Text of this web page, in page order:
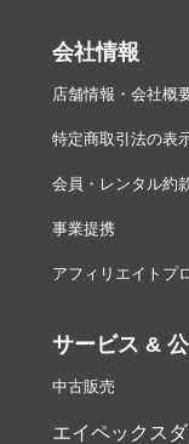
会社情報
店舗情報・会社概
特定商取引法の表
会員・レンタル約
事業提携
アフィリエイトプ
サービス &
中古販売
エイペックス